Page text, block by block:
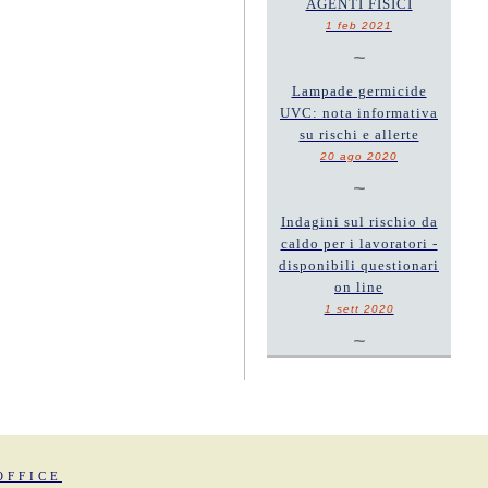
AGENTI FISICI
1 feb 2021
~
Lampade germicide
UVC: nota informativa
su rischi e allerte
20 ago 2020
~
Indagini sul rischio da
caldo per i lavoratori -
disponibili questionari
on line
1 sett 2020
~